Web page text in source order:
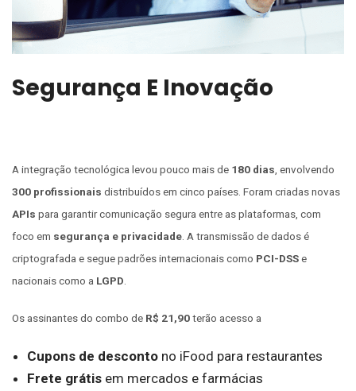
Segurança E Inovação
A integração tecnológica levou pouco mais de 180 dias, envolvendo
300 profissionais distribuídos em cinco países. Foram criadas novas
APIs para garantir comunicação segura entre as plataformas, com
foco em segurança e privacidade. A transmissão de dados é
criptografada e segue padrões internacionais como PCI-DSSe
nacionais como a LGPD.
Os assinantes do combo de R$ 21,90terão acesso a
Cupons de desconto no iFood para restaurantes
Frete grátis em mercados e farmácias